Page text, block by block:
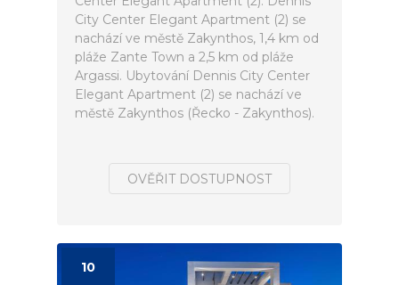
City Center Elegant Apartment (2) se
nachází ve městě Zakynthos, 1,4 km od
pláže Zante Town a 2,5 km od pláže
Argassi. Ubytování Dennis City Center
Elegant Apartment (2) se nachází ve
městě Zakynthos (Řecko - Zakynthos).
OVĚŘIT DOSTUPNOST
10